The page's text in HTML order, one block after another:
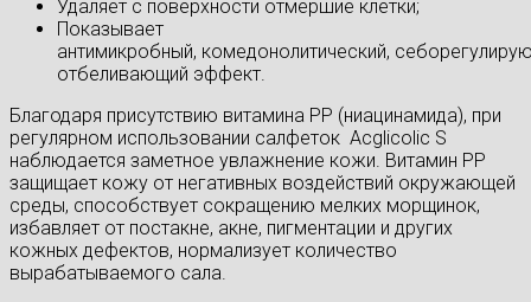
Удаляет с поверхности отмершие клетки;
Показывает
антимикробный, комедонолитический,
отбеливающий эффект.
Благодаря присутствию витамина РР (ниацинамида), при
регулярном использовании салфеток Acglicolic S
наблюдается заметное увлажнение кожи. Витамин РР
защищает кожу от негативных воздействий окружающей
среды, способствует сокращению мелких морщинок,
избавляет от постакне, акне, пигментации и других
кожных дефектов, нормализует количество
вырабатываемого сала.